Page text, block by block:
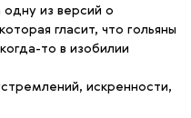
из версий о
гласит, что гольяны
то в изобилии
искренности,